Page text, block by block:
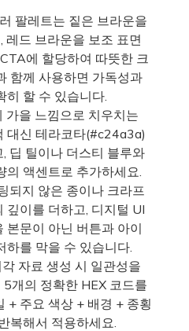
팔레트는 짙은 브라운을
레드 브라운을 보조 표면
에 할당하여 따뜻한 크
함께 사용하면 가독성과
히 할 수 있습니다.
을 느낌으로 치우치는
대신 테라코타(#c24a3a)
딥 틸이나 더스티 블루와
액센트로 추가하세요.
지 않은 종이나 크라프
깊이를 더하고, 디지털 UI
본문이 아닌 버튼과 아이
하를 막을 수 있습니다.
자료 생성 시 일관성을
개의 정확한 HEX 코드를
+ 주요 색상 + 배경 + 종횡
복해서 적용하세요.